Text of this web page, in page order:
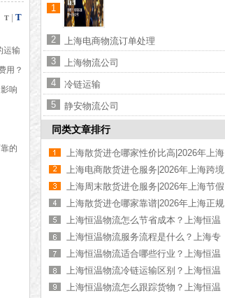
T | T
运输
用？
响
的
1
2
上海电商物流订单处理
3
上海物流公司
4
冷链运输
5
静安物流公司
同类文章排行
上海散货进仓哪家性价比高|2026年上海
高性价比散货进仓【优惠推荐】
上海电商散货进仓服务|2026年上海跨境
电商散货进仓【定制方案】
上海周末散货进仓服务|2026年上海节假
日散货进仓【全年无休】
上海散货进仓哪家靠谱|2026年上海正规
散货进仓公司【资质齐全】
上海恒温物流怎么节省成本？上海恒温
货运成本控制技巧【今日更新】
上海恒温物流服务流程是什么？上海专
业恒温物流操作步骤【全网推荐】
上海恒温物流适合哪些行业？上海恒温
运输适用行业介绍【今日更新】
上海恒温物流冷链运输区别？上海恒温
与冷链运输差异解析【全网更新】
上海恒温物流怎么跟踪货物？上海恒温